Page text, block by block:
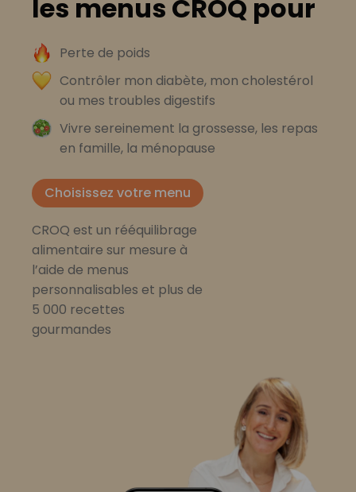
les menus CROQ pour
Perte de poids
Contrôler mon diabète, mon cholestérol
ou mes troubles digestifs
Vivre sereinement la grossesse, les repas
en famille, la ménopause
Choisissez votre menu
CROQ est un rééquilibrage
alimentaire sur mesure à
l’aide de menus
personnalisables et plus de
5 000 recettes
gourmandes